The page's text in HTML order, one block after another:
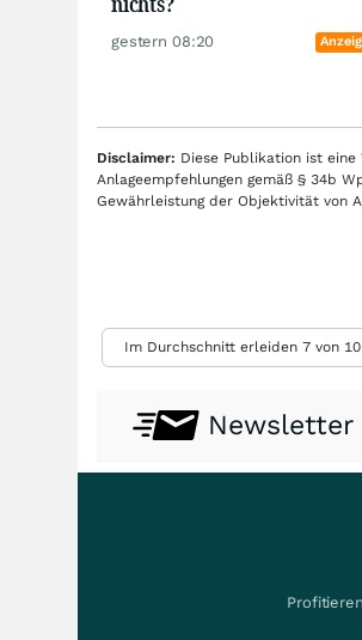
gestern 08:20
Disclaimer: Diese Publikation ist
Anlageempfehlungen gemäß § 34b
Gewährleistung der Objektivität von
Im Durchschnitt erleiden 7 von
Newsletter